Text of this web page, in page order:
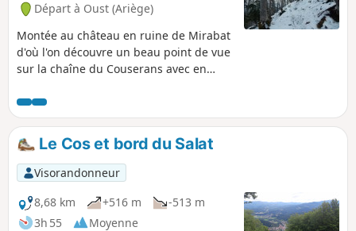
Départ à Oust (Ariège)
Montée au château en ruine de Mirabat
d'où l'on découvre un beau point de vue
sur la chaîne du Couserans avec en
Le Cos et bord du Salat
Visorandonneur
8,68 km
+516 m
-513 m
3h 55
Moyenne